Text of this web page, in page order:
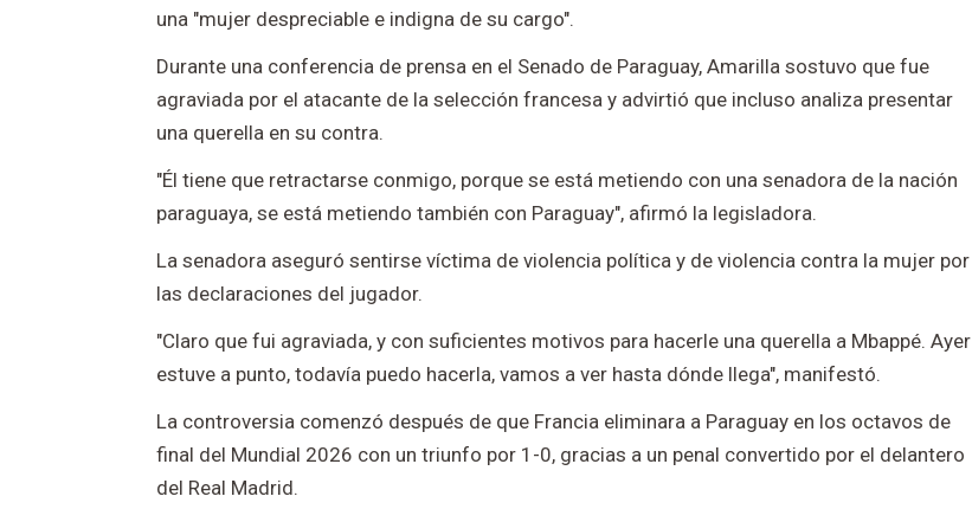
una "mujer despreciable e indigna de su cargo".
Durante una conferencia de prensa en el Senado de Paraguay, Amarilla sostuvo que fue
agraviada por el atacante de la selección francesa y advirtió que incluso analiza presentar
una querella en su contra.
"Él tiene que retractarse conmigo, porque se está metiendo con una senadora de la nación
paraguaya, se está metiendo también con Paraguay", afirmó la legisladora.
La senadora aseguró sentirse víctima de violencia política y de violencia contra la mujer por
las declaraciones del jugador.
"Claro que fui agraviada, y con suficientes motivos para hacerle una querella a Mbappé. Ayer
estuve a punto, todavía puedo hacerla, vamos a ver hasta dónde llega", manifestó.
La controversia comenzó después de que Francia eliminara a Paraguay en los octavos de
final del Mundial 2026 con un triunfo por 1-0, gracias a un penal convertido por el delantero
del Real Madrid.